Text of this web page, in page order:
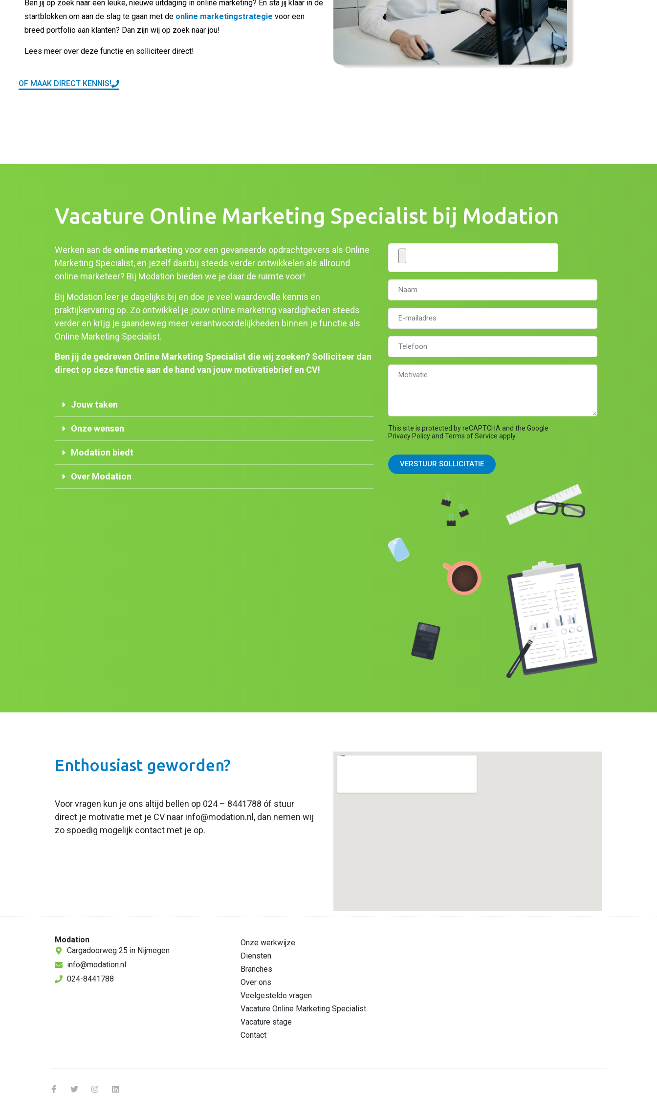
Ben jij op zoek naar een leuke, nieuwe uitdaging in online marketing? En sta jij klaar in de
startblokken om aan de slag te gaan met de online marketingstrategie voor een
breed portfolio aan klanten? Dan zijn wij op zoek naar jou!
Lees meer over deze functie en solliciteer direct!
OF MAAK DIRECT KENNIS!
Vacature Online Marketing Specialist bij Modation
Werken aan de online marketing voor een gevarieerde opdrachtgevers als Online
Marketing Specialist, en jezelf daarbij steeds verder ontwikkelen als allround
online marketeer? Bij Modation bieden we je daar de ruimte voor!
Bij Modation leer je dagelijks bij en doe je veel waardevolle kennis en
praktijkervaring op. Zo ontwikkel je jouw online marketing vaardigheden steeds
verder en krijg je gaandeweg meer verantwoordelijkheden binnen je functie als
Online Marketing Specialist.
Ben jij de gedreven Online Marketing Specialist die wij zoeken? Solliciteer dan
direct op deze functie aan de hand van jouw motivatiebrief en CV!
Jouw taken
Onze wensen
Modation biedt
Over Modation
This site is protected by reCAPTCHA and the Google
Privacy Policyand Terms of Service apply.
VERSTUUR SOLLICITATIE
Enthousiast geworden?
Voor vragen kun je ons altijd bellen op 024 – 8441788 óf stuur
direct je motivatie met je CV naar info@modation.nl, dan nemen wij
zo spoedig mogelijk contact met je op.
Modation
Cargadoorweg 25 in Nijmegen
info@modation.nl
024-8441788
Onze werkwijze
Diensten
Branches
Over ons
Veelgestelde vragen
Vacature Online Marketing Specialist
Vacature stage
Contact